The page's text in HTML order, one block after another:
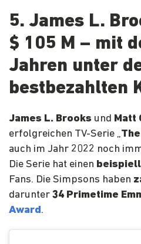
5. James L.
$ 105 M – mit
Jahren unter
bestbezahlten
James L. Brooks und Matt
erfolgreichen TV-Serie „
auch im Jahr 2022 noch
Die Serie hat einen
Fans. Die Simpsons haben
darunter 34 Primetime
Award.